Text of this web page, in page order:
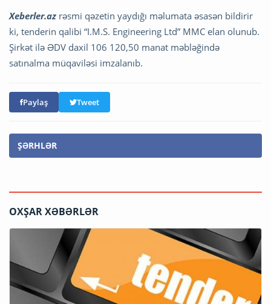
Xeberler.az rəsmi qəzetin yaydığı məlumata əsasən bildirir
ki, tenderin qalibi “I.M.S. Engineering Ltd” MMC elan olunub.
Şirkət ilə ƏDV daxil 106 120,50 manat məbləğində
satınalma müqaviləsi imzalanıb.
Paylaş Tweet
ŞƏRHLƏR
OXŞAR XƏBƏRLƏR